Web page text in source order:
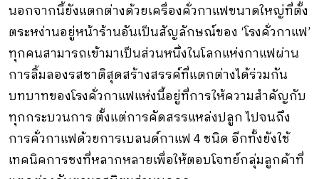
นอกจากนี้ยังแตกต่างด้วยเครื่องคั่วกาแฟขนาดใหญ่ที่ตั้ง
ตระหง่านอยู่หน้าร้านอันเป็นสัญลักษณ์ของ ‘โรงคั่วกาแฟ’
ทุกคนสามารถเข้ามาเป็นส่วนหนึ่งในโลกแห่งกาแฟผ่าน
การลิ้มลองรสชาติสุดสร้างสรรค์ที่แตกต่างได้ร่วมกัน
บทบาทของโรงคั่วกาแฟแห่งนี้อยู่ที่การให้ความสำคัญกับ
ทุกกระบวนการ ตั้งแต่การคัดสรรแหล่งปลูก ไปจนถึง
การคั่วกาแฟด้วยการเบลนด์กาแฟ 4 ชนิด อีกทั้งยังใช้
เทคนิคการชงที่หลากหลายเพื่อให้ตอบโจทย์กลุ่มลูกค้าที่